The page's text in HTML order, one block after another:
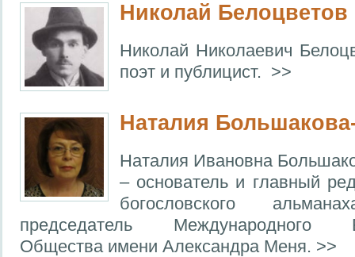
Николай Белоцветов
Николай Николаевич
поэт и публицист. >>
Наталия
Наталия Ивановна
– основатель и главный
богословского
председатель Международного
Общества имени Александра Меня. >>